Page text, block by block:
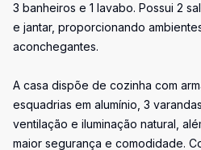
3 banheiros e 1 lavabo. Possui 2
e jantar, proporcionando
aconchegantes.
A casa dispõe de cozinha com
esquadrias em alumínio, 3
ventilação e iluminação natural,
maior segurança e comodidade.